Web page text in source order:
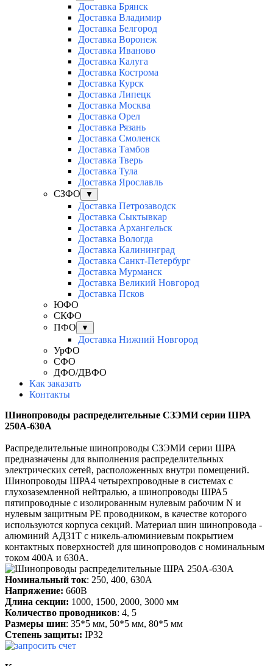
Доставка Брянск
Доставка Владимир
Доставка Белгород
Доставка Воронеж
Доставка Иваново
Доставка Калуга
Доставка Кострома
Доставка Курск
Доставка Липецк
Доставка Москва
Доставка Орел
Доставка Рязань
Доставка Смоленск
Доставка Тамбов
Доставка Тверь
Доставка Тула
Доставка Ярославль
СЗФО
▼
Доставка Петрозаводск
Доставка Сыктывкар
Доставка Архангельск
Доставка Вологда
Доставка Калининград
Доставка Санкт-Петербург
Доставка Мурманск
Доставка Великий Новгород
Доставка Псков
ЮФО
СКФО
ПФО
▼
Доставка Нижний Новгород
УрФО
СФО
ДФО/ДВФО
Как заказать
Контакты
Шинопроводы распределительные СЗЭМИ серии ШРА
250А-630А
Распределительные шинопроводы СЗЭМИ серии ШРА
предназначены для выполнения распределительных
электрических сетей, расположенных внутри помещений.
Шинопроводы ШРА4 четырехпроводные в системах с
глухозаземленной нейтралью, а шинопроводы ШРА5
пятипроводные с изолированным нулевым рабочим N и
нулевым защитным PE проводником, в качестве которого
используются корпуса секций. Материал шин шинопровода -
алюминий АД31Т с никель-алюминиевым покрытием
контактных поверхностей для шинопроводов с номинальным
током 400А и 630А.
Номинальный ток: 250, 400, 630А
Напряжение: 660В
Длина секции: 1000, 1500, 2000, 3000 мм
Количество проводников: 4, 5
Размеры шин: 35*5 мм, 50*5 мм, 80*5 мм
Степень защиты: IP32